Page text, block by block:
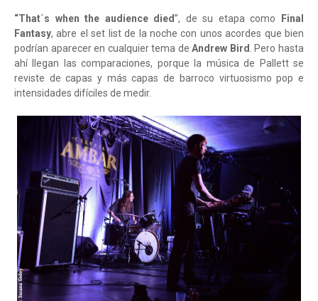
“That´s when the audience died”, de su etapa como
Final
Fantasy, abre el set list de la noche con unos acordes que bien
podrían aparecer en cualquier tema deAndrew Bird . Pero hasta
ahí llegan las comparaciones, porque la música de Pallett se
reviste de capas y más capas de barroco virtuosismo pop e
intensidades difíciles de medir.